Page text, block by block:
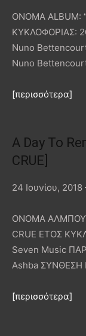
ΟΝΟΜΑ ALBUM:
ΚΥΚΛΟΦΟΡΙΑΣ:
Nuno
Nuno
[περισσότερα]
A Day To
CRUE]
24 Ιουνίου, 2018
ΟΝΟΜΑ
CRUE ΕΤΟΣ
Seven Music
Ashba
[περισσότερα]